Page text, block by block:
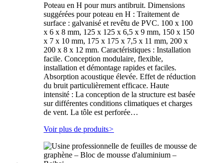
Poteau en H pour murs antibruit. Dimensions
suggérées pour poteau en H : Traitement de
surface : galvanisé et revêtu de PVC. 100 x 100
x 6 x 8 mm, 125 x 125 x 6,5 x 9 mm, 150 x 150
x 7 x 10 mm, 175 x 175 x 7,5 x 11 mm, 200 x
200 x 8 x 12 mm. Caractéristiques : Installation
facile. Conception modulaire, flexible,
installation et démontage rapides et faciles.
Absorption acoustique élevée. Effet de réduction
du bruit particulièrement efficace. Haute
intensité : La conception de la structure est basée
sur différentes conditions climatiques et charges
de vent. La tôle est perforée…
Voir plus de produits>